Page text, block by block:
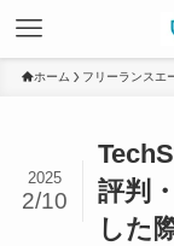
ホーム フリーランスエ
評判
した
2025
2/10